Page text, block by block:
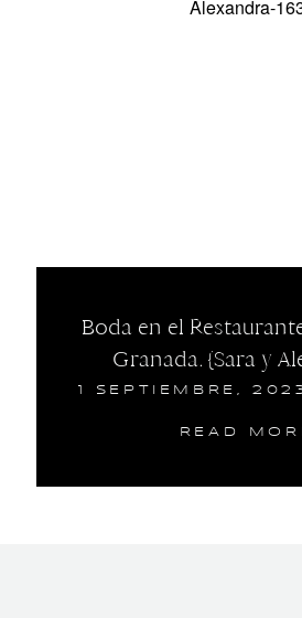
Boda en el
Granada. {Sara y
1 SEPTIEMBRE,
READ